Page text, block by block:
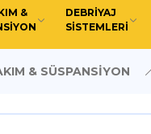
&
DEBRİYAJ
SİSTEMLERİ
& SÜSPANSİYON